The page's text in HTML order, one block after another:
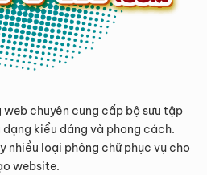
web chuyên cung cấp bộ sưu tập
kiểu dáng và phong cách.
nhiều loại phông chữ phục vụ cho
website.